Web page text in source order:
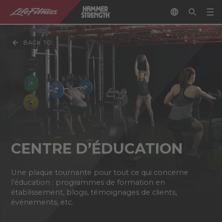
BACK TO
CENTRE D’ÉDUCATION
Une plaque tournante pour tout ce qui concerne
l’éducation : programmes de formation en
établissement, blogs, témoignages de clients,
événements, etc.